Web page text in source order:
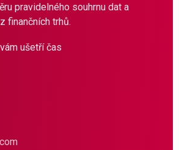
pravidelného souhrnu dat a
finančních trhů.
ušetří čas